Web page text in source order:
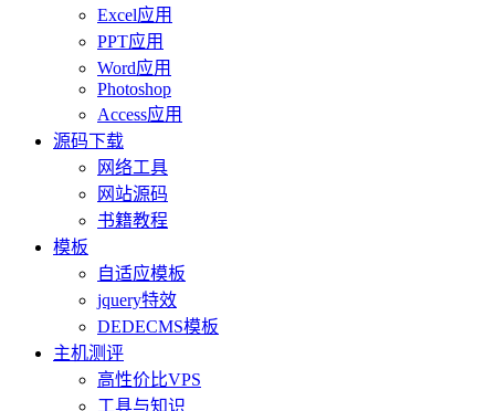
Excel应用
PPT应用
Word应用
Photoshop
Access应用
源码下载
网络工具
网站源码
书籍教程
模板
自适应模板
jquery特效
DEDECMS模板
主机测评
高性价比VPS
工具与知识